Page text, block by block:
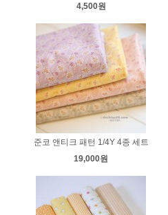
4,500원
준코 앤티크 패턴 1/4Y 4종 세트
19,000원